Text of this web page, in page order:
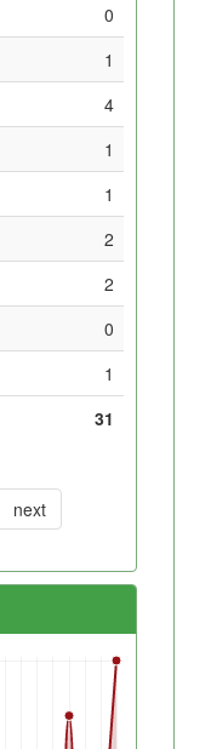
0
1
4
1
1
2
2
0
1
31
next